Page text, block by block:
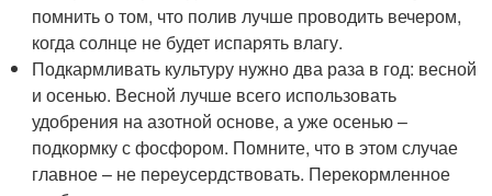
помнить о том, что полив лучше проводить вечером,
когда солнце не будет испарять влагу.
Подкармливать культуру нужно два раза в год: весной
и осенью. Весной лучше всего использовать
удобрения на азотной основе, а уже осенью –
подкормку с фосфором. Помните, что в этом случае
главное – не переусердствовать. Перекормленное